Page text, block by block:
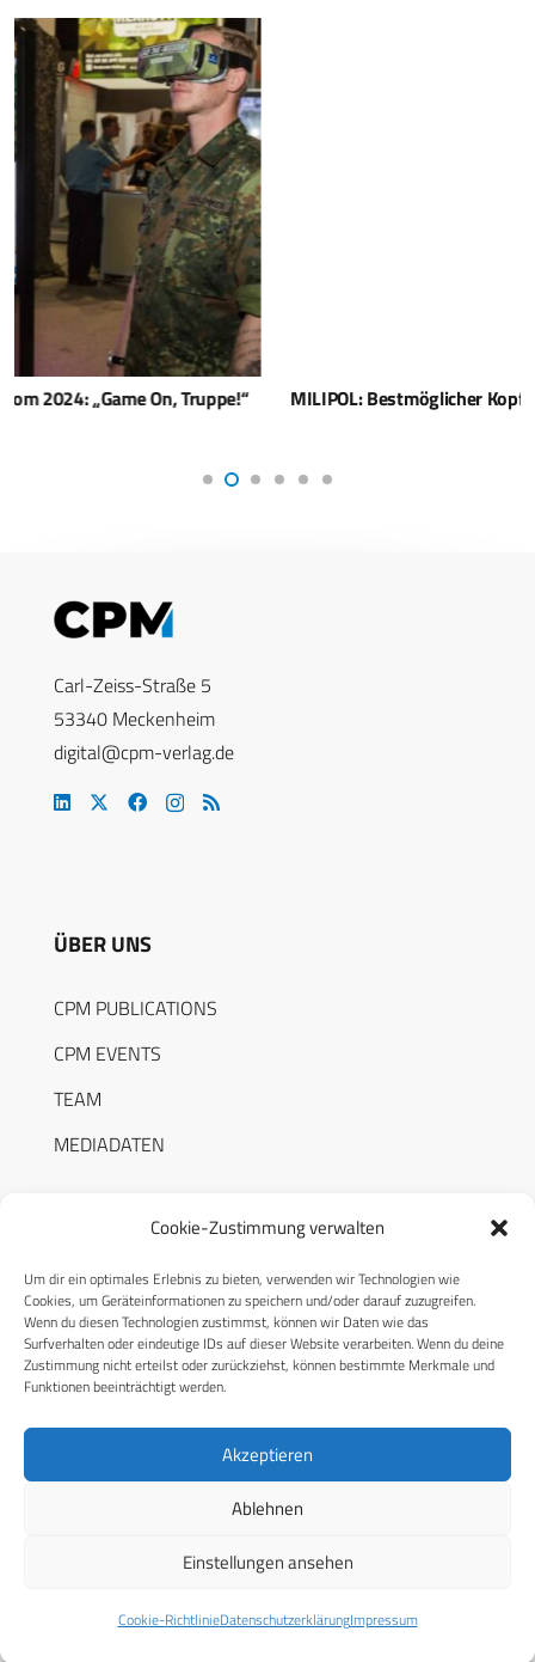
Cookie-Zustimmung verwalten
Um dir ein optimales Erlebnis zu bieten, verwenden wir Technologien wie
Cookies, um Geräteinformationen zu speichern und/oder darauf zuzugreifen.
Wenn du diesen Technologien zustimmst, können wir Daten wie das
Surfverhalten oder eindeutige IDs auf dieser Website verarbeiten. Wenn du deine
Zustimmung nicht erteilst oder zurückziehst, können bestimmte Merkmale und
Funktionen beeinträchtigt werden.
Akzeptieren
Ablehnen
Einstellungen ansehen
Cookie-RichtlinieDatenschutzerklärungImpressum
MILIPOL: Bestmöglicher Kopfschutz bietet der OPTIO PLUS
Carl-Zeiss-Straße 5
53340 Meckenheim
digital@cpm-verlag.de
ÜBER UNS
CPM PUBLICATIONS
CPM EVENTS
TEAM
MEDIADATEN
RECHTLICHES
Datenschutzerklärung
Cookie-Richtlinie (EU)
© 2026 CPM GmbH – Alle Rechte vorbehalten